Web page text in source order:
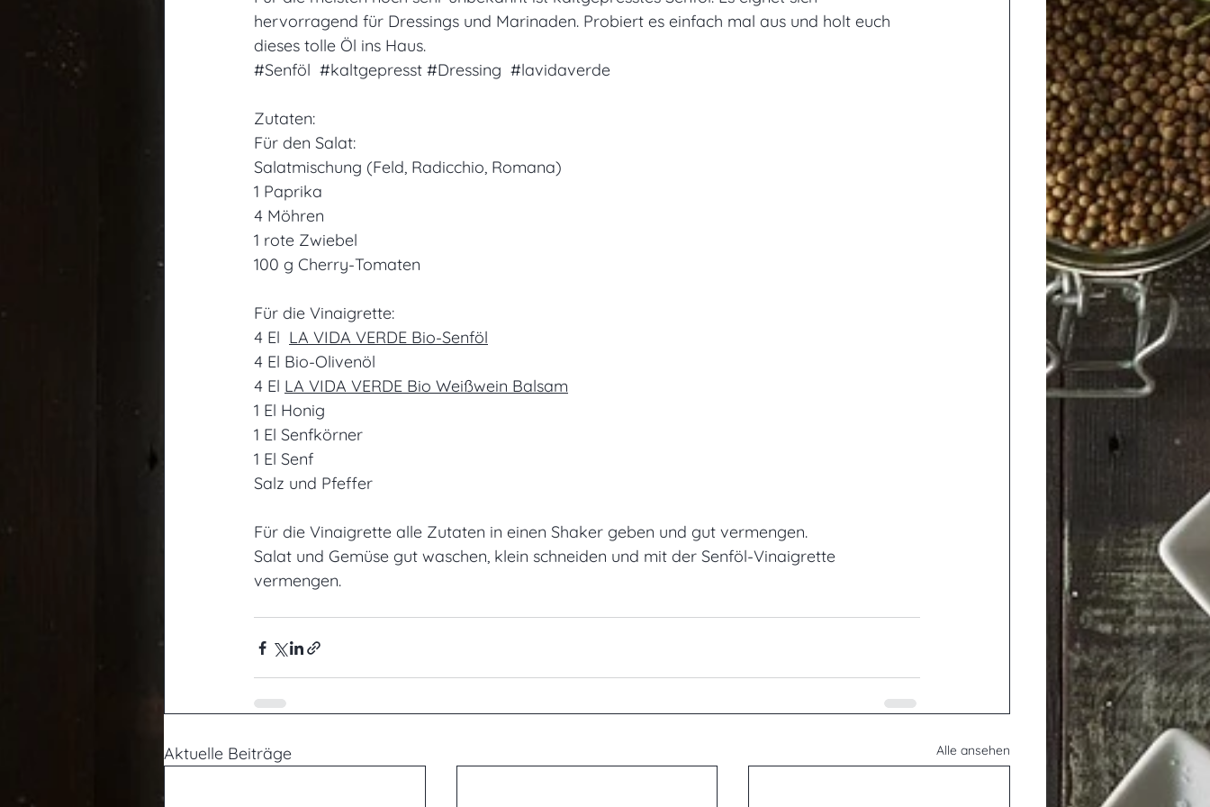
hervorragend für Dressings und Marinaden. Probiert es einfach mal aus und holt euch
dieses tolle Öl ins Haus.
#Senföl #kaltgepresst #Dressing #lavidaverde
Zutaten:
Für den Salat:
Salatmischung (Feld, Radicchio, Romana)
1 Paprika
4 Möhren
1 rote Zwiebel
100 g Cherry-Tomaten
Für die Vinaigrette:
4 El LA VIDA VERDE Bio-Senföl
4 El Bio-Olivenöl
4 El LA VIDA VERDE Bio Weißwein Balsam
1 El Honig
1 El Senfkörner
1 El Senf
Salz und Pfeffer
Für die Vinaigrette alle Zutaten in einen Shaker geben und gut vermengen.
Salat und Gemüse gut waschen, klein schneiden und mit der Senföl-Vinaigrette
vermengen.
Aktuelle Beiträge Alle ansehen